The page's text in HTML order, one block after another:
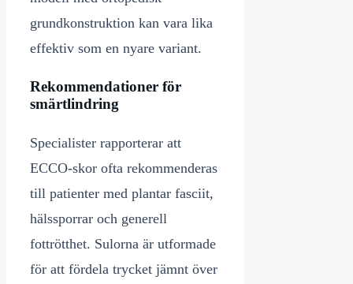
grundkonstruktion kan vara lika
effektiv som en nyare variant.
Rekommendationer för
smärtlindring
Specialister rapporterar att
ECCO-skor ofta rekommenderas
till patienter med plantar fasciit,
hälssporrar och generell
fottrötthet. Sulorna är utformade
för att fördela trycket jämnt över